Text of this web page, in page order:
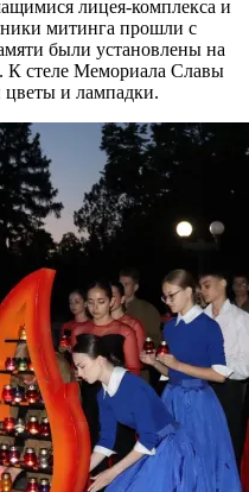
лицея-комплекса и
митинга прошли с
были установлены на
К стеле Мемориала Славы
и лампадки.